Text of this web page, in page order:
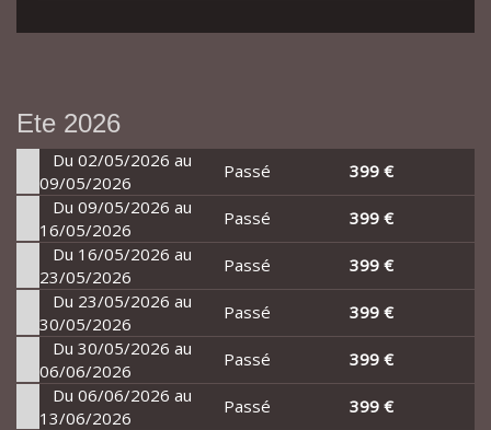
Ete 2026
Du 02/05/2026 au
09/05/2026
Passé
399 €
Du 09/05/2026 au
16/05/2026
Passé
399 €
Du 16/05/2026 au
23/05/2026
Passé
399 €
Du 23/05/2026 au
30/05/2026
Passé
399 €
Du 30/05/2026 au
06/06/2026
Passé
399 €
Du 06/06/2026 au
13/06/2026
Passé
399 €